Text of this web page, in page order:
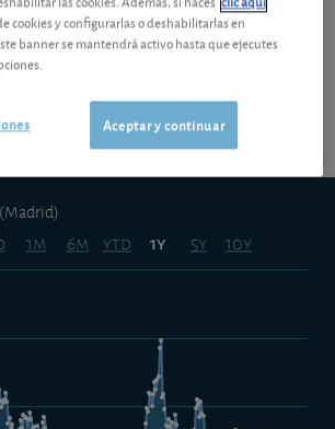
1m 6m ytd 1y 5y 10y
(Madrid)
cookies y configurarlas o deshabilitarlas en
banner se mantendrá activo hasta que ejecutes
Aceptar y continuar